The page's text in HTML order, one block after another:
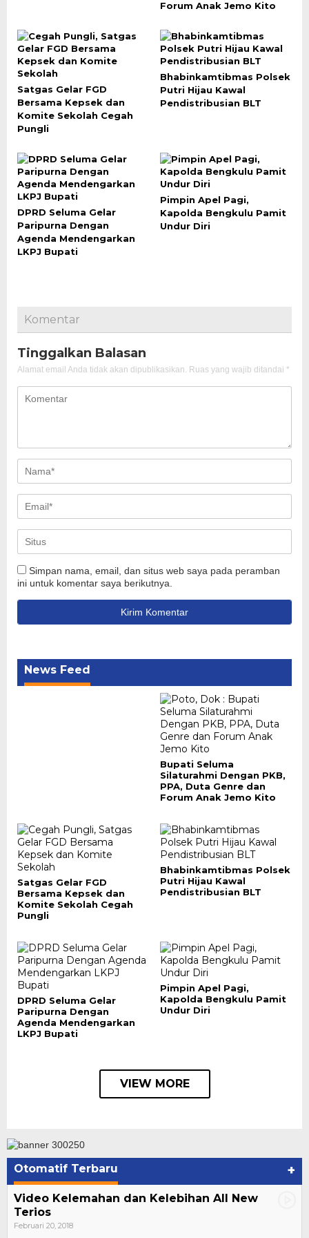
Forum Anak Jemo Kito
Satgas Gelar FGD
Bersama Kepsek dan
Komite Sekolah Cegah
Pungli
Bhabinkamtibmas Polsek
Putri Hijau Kawal
Pendistribusian BLT
DPRD Seluma Gelar
Paripurna Dengan
Agenda Mendengarkan
LKPJ Bupati
Pimpin Apel Pagi,
Kapolda Bengkulu Pamit
Undur Diri
Komentar
Tinggalkan Balasan
Alamat email Anda tidak akan dipublikasikan. Ruas yang wajib ditandai *
Simpan nama, email, dan situs web saya pada peramban
ini untuk komentar saya berikutnya.
News Feed
Bupati Seluma
Silaturahmi Dengan PKB,
PPA, Duta Genre dan
Forum Anak Jemo Kito
Satgas Gelar FGD
Bersama Kepsek dan
Komite Sekolah Cegah
Pungli
Bhabinkamtibmas Polsek
Putri Hijau Kawal
Pendistribusian BLT
DPRD Seluma Gelar
Paripurna Dengan
Agenda Mendengarkan
LKPJ Bupati
Pimpin Apel Pagi,
Kapolda Bengkulu Pamit
Undur Diri
VIEW MORE
Otomatif Terbaru +
Video Kelemahan dan Kelebihan All New
Terios
Februari 20, 2018